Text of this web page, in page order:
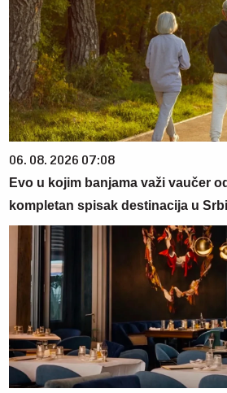
06. 08. 2026 07:08
Evo u kojim banjama važi vaučer
kompletan spisak destinacija u